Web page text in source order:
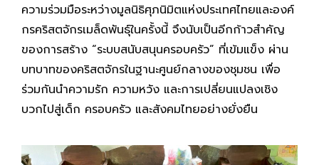
ความร่วมมือระหว่างมูลนิธิศุภนิมิตแห่งประเทศไทยและองค์
กรคริสตจักรเมล็ดพันธุ์ในครั้งนี้ จึงนับเป็นอีกก้าวสำคัญ
ของการสร้าง “ระบบสนับสนุนครอบครัว” ที่เข้มแข็ง ผ่าน
บทบาทของคริสตจักรในฐานะศูนย์กลางของชุมชน เพื่อ
ร่วมกันนำความรัก ความหวัง และการเปลี่ยนแปลงเชิง
บวกไปสู่เด็ก ครอบครัว และสังคมไทยอย่างยั่งยืน